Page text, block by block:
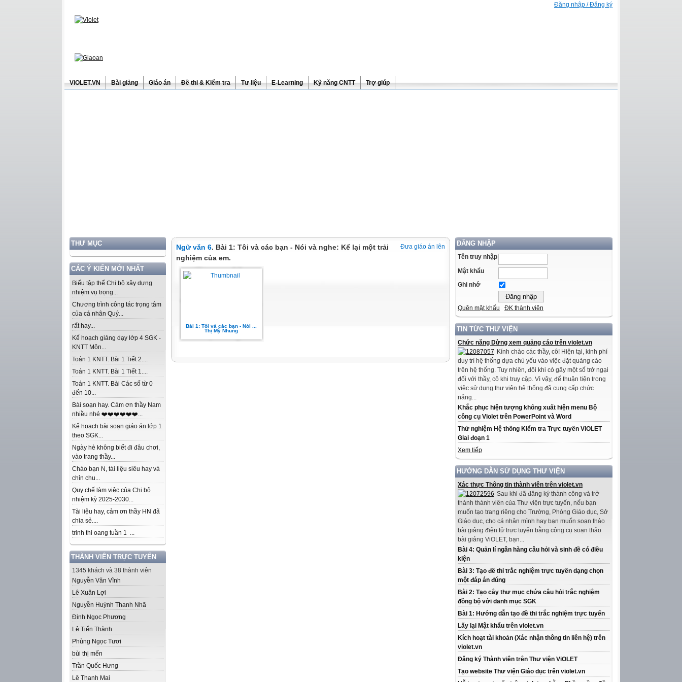
Đăng nhập / Đăng ký
ViOLET.VN Bài giảng Giáo án Đề thi & Kiểm tra Tư liệu E-Learning Kỹ năng CNTT Trợ giúp
THƯ MỤC
CÁC Ý KIẾN MỚI NHẤT
Biểu tập thể Chi bộ xây dựng
nhiệm vụ trọng...
Chương trình công tác trọng tâm
của cá nhân Quý...
rất hay...
Kế hoạch giảng dạy lớp 4 SGK -
KNTT Môn...
Toán 1 KNTT. Bài 1 Tiết 2....
Toán 1 KNTT. Bài 1 Tiết 1....
Toán 1 KNTT. Bài Các số từ 0
đến 10...
Bài soạn hay. Cảm ơn thầy Nam
nhiều nhé ❤️❤️❤️❤️❤️❤️...
Kế hoạch bài soạn giáo án lớp 1
theo SGK...
Ngày hè không biết đi đâu chơi,
vào trang thầy...
Chào bạn N, tài liệu siêu hay và
chỉn chu...
Quy chế làm việc của Chi bộ
nhiệm kỳ 2025-2030...
Tài liệu hay, cảm ơn thầy HN đã
chia sẻ....
trinh thi oang tuần 1 ...
THÀNH VIÊN TRỰC TUYẾN
1345 khách và 38 thành viên
Nguyễn Văn Vĩnh
Lê Xuân Lợi
Nguyễn Huỳnh Thanh Nhã
Đinh Ngọc Phương
Lê Tiến Thành
Phùng Ngọc Tươi
bùi thị mến
Trần Quốc Hưng
Lê Thanh Mai
ĐĂNG NHẬP
Tên truy nhập
Mật khẩu
Ghi nhớ
Quên mật khẩu ĐK thành viên
TIN TỨC THƯ VIỆN
Chức năng Dừng xem quảng cáo trên violet.vn
Kính chào các thầy, cô! Hiện tại, kinh phí
duy trì hệ thống dựa chủ yếu vào việc đặt quảng cáo
trên hệ thống. Tuy nhiên, đôi khi có gây một số trở ngại
đối với thầy, cô khi truy cập. Vì vậy, để thuận tiện trong
việc sử dụng thư viện hệ thống đã cung cấp chức
năng...
Khắc phục hiện tượng không xuất hiện menu Bộ
công cụ Violet trên PowerPoint và Word
Thử nghiệm Hệ thống Kiểm tra Trực tuyến ViOLET
Giai đoạn 1
Xem tiếp
HƯỚNG DẪN SỬ DỤNG THƯ VIỆN
Xác thực Thông tin thành viên trên violet.vn
Sau khi đã đăng ký thành công và trở
thành thành viên của Thư viện trực tuyến, nếu bạn
muốn tạo trang riêng cho Trường, Phòng Giáo dục, Sở
Giáo dục, cho cá nhân mình hay bạn muốn soạn thảo
bài giảng điện tử trực tuyến bằng công cụ soạn thảo
bài giảng ViOLET, bạn...
Bài 4: Quản lí ngân hàng câu hỏi và sinh đề có điều
kiện
Bài 3: Tạo đề thi trắc nghiệm trực tuyến dạng chọn
một đáp án đúng
Bài 2: Tạo cây thư mục chứa câu hỏi trắc nghiệm
đồng bộ với danh mục SGK
Bài 1: Hướng dẫn tạo đề thi trắc nghiệm trực tuyến
Lấy lại Mật khẩu trên violet.vn
Kích hoạt tài khoản (Xác nhận thông tin liên hệ) trên
violet.vn
Đăng ký Thành viên trên Thư viện ViOLET
Tạo website Thư viện Giáo dục trên violet.vn
Đưa giáo án lên
Ngữ văn 6. Bài 1: Tôi và các bạn - Nói và nghe: Kể lại một trải
nghiệm của em.
Bài 1: Tôi và các bạn - Nói ...
Thị Mỹ Nhung